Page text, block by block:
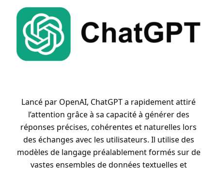
Lancé par OpenAI, ChatGPT a rapidement attiré
l’attention grâce à sa capacité à générer des
réponses précises, cohérentes et naturelles lors
des échanges avec les utilisateurs. Il utilise des
modèles de langage préalablement formés sur de
vastes ensembles de données textuelles et